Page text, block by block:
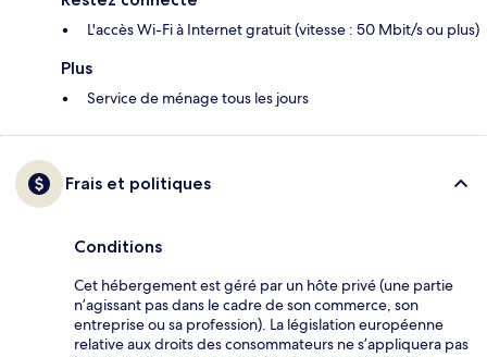
L'accès Wi-Fi à Internet gratuit (vitesse : 50 Mbit/s ou plus)
Plus
Service de ménage tous les jours
Frais et politiques
Conditions
Cet hébergement est géré par un hôte privé (une partie
n’agissant pas dans le cadre de son commerce, son
entreprise ou sa profession). La législation européenne
relative aux droits des consommateurs ne s’appliquera pas